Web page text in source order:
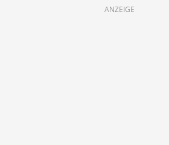
ANZEIGE